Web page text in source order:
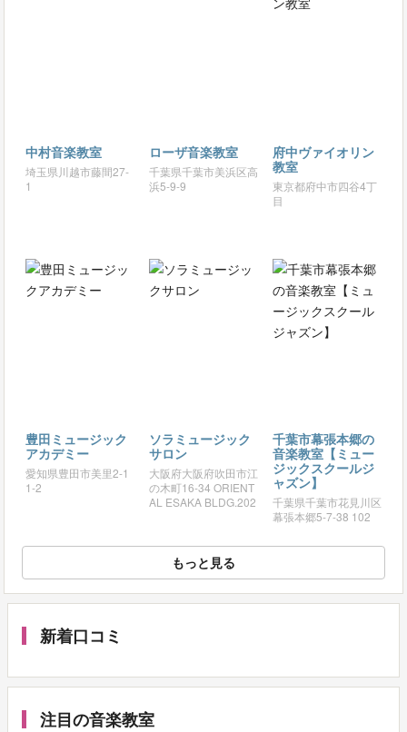
中村音楽教室
埼玉県川越市藤間27-
1
ローザ音楽教室
千葉県千葉市美浜区高
浜5-9-9
府中ヴァイオリン
教室
東京都府中市四谷4丁
目
豊田ミュージック
アカデミー
愛知県豊田市美里2-1
1-2
ソラミュージック
サロン
大阪府大阪府吹田市江
の木町16-34 ORIENT
AL ESAKA BLDG.202
千葉市幕張本郷の
音楽教室【ミュー
ジックスクールジ
ャズン】
千葉県千葉市花見川区
幕張本郷5-7-38 102
もっと見る
新着口コミ
注目の音楽教室